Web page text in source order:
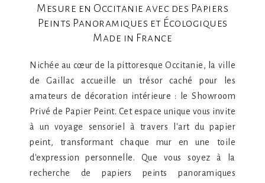
Mesure en Occitanie avec des Papiers
Peints Panoramiques et Écologiques
Made in France
Nichée au cœur de la pittoresque Occitanie, la ville
de Gaillac accueille un trésor caché pour les
amateurs de décoration intérieure : le Showroom
Privé de Papier Peint. Cet espace unique vous invite
à un voyage sensoriel à travers l'art du papier
peint, transformant chaque mur en une toile
d'expression personnelle. Que vous soyez à la
recherche de papiers peints panoramiques